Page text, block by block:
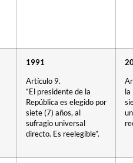
1991
Artículo 9.
“El presidente de la
República es elegido por
siete (7) años, al
sufragio universal
directo. Es reelegible”.